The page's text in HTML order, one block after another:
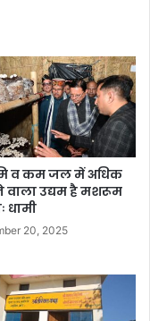
व कम जल में अधिक
वाला उद्यम है मशरूम
धामी
20, 2025